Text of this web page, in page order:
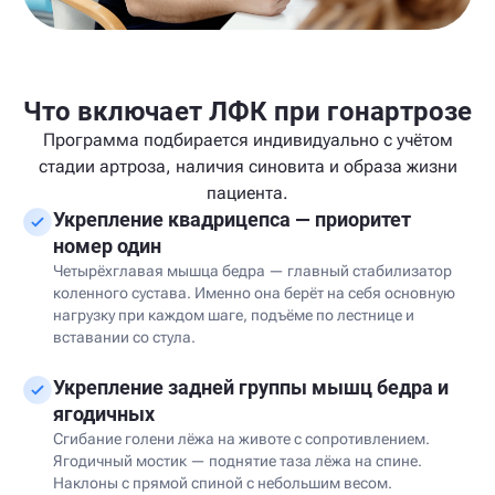
Что включает ЛФК при гонартрозе
Программа подбирается индивидуально с учётом
стадии артроза, наличия синовита и образа жизни
пациента.
Укрепление квадрицепса — приоритет
номер один
Четырёхглавая мышца бедра — главный стабилизатор
коленного сустава. Именно она берёт на себя основную
нагрузку при каждом шаге, подъёме по лестнице и
вставании со стула.
Укрепление задней группы мышц бедра и
ягодичных
Сгибание голени лёжа на животе с сопротивлением.
Ягодичный мостик — поднятие таза лёжа на спине.
Наклоны с прямой спиной с небольшим весом.